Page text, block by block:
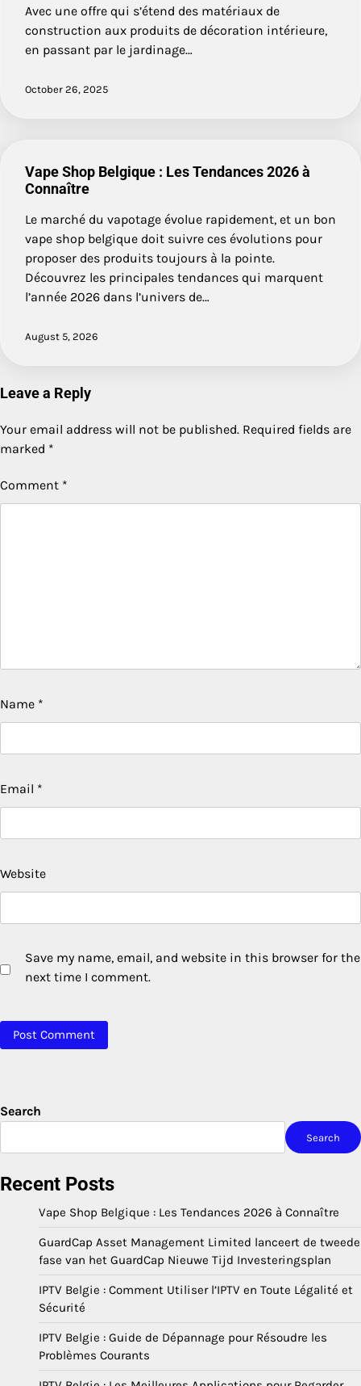
Avec une offre qui s’étend des matériaux de
construction aux produits de décoration intérieure,
en passant par le jardinage…
October 26, 2025
Vape Shop Belgique : Les Tendances 2026 à
Connaître
Le marché du vapotage évolue rapidement, et un bon
vape shop belgique doit suivre ces évolutions pour
proposer des produits toujours à la pointe.
Découvrez les principales tendances qui marquent
l’année 2026 dans l’univers de…
August 5, 2026
Leave a Reply
Your email address will not be published. Required fields are
marked *
Comment *
Name *
Email *
Website
Save my name, email, and website in this browser for the
next time I comment.
Search
Search
Recent Posts
Vape Shop Belgique : Les Tendances 2026 à Connaître
GuardCap Asset Management Limited lanceert de tweede
fase van het GuardCap Nieuwe Tijd Investeringsplan
IPTV Belgie : Comment Utiliser l’IPTV en Toute Légalité et
Sécurité
IPTV Belgie : Guide de Dépannage pour Résoudre les
Problèmes Courants